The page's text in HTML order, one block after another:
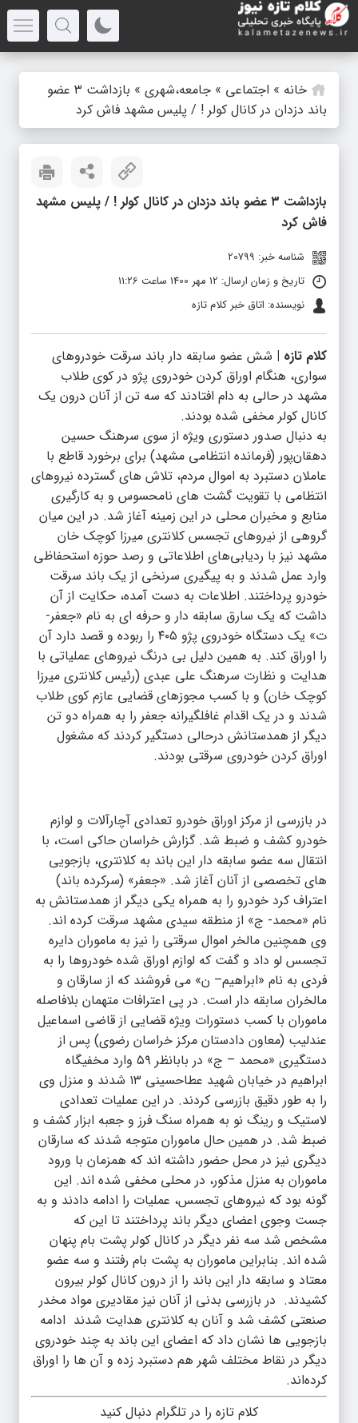
خانه » اجتماعی » جامعه،شهری »
بازداشت ۳ عضو
باند دزدان در کانال کولر ! / پلیس مشهد فاش کرد
بازداشت ۳ عضو باند دزدان در کانال کولر ! / پلیس مشهد
فاش کرد
شناسه خبر: 20799
تاریخ و زمان ارسال: 12 مهر 1400 ساعت 11:26
نویسنده: اتاق خبر کلام تازه
کلام تازه | شش عضو سابقه دار باند سرقت خودروهای
سواری، هنگام اوراق کردن خودروی پژو در کوی طلاب
مشهد در حالی به دام افتادند که سه تن از آنان درون یک
کانال کولر مخفی شده بودند.
به دنبال صدور دستوری ویژه از سوی سرهنگ حسین
دهقان‌پور (فرمانده انتظامی مشهد) برای برخورد قاطع با
عاملان دستبرد به اموال مردم، تلاش های گسترده نیروهای
انتظامی با تقویت گشت های نامحسوس و به کارگیری
منابع و مخبران محلی در این زمینه آغاز شد. در این میان
گروهی از نیروهای تجسس کلانتری میرزا کوچک خان
مشهد نیز با ردیابی‌های اطلاعاتی و رصد حوزه استحفاظی
وارد عمل شدند و به پیگیری سرنخی از یک باند سرقت
خودرو پرداختند. اطلاعات به دست آمده، حکایت از آن
داشت که یک سارق سابقه دار و حرفه ای به نام «جعفر-
ت» یک دستگاه خودروی پژو ۴۰۵ را ربوده و قصد دارد آن
را اوراق کند. به همین دلیل بی درنگ نیروهای عملیاتی با
هدایت و نظارت سرهنگ علی عبدی (رئیس کلانتری میرزا
کوچک خان) و با کسب مجوزهای قضایی عازم کوی طلاب
شدند و در یک اقدام غافلگیرانه جعفر را به همراه دو تن
دیگر از همدستانش درحالی دستگیر کردند که مشغول
اوراق کردن خودروی سرقتی بودند.
در بازرسی از مرکز اوراق خودرو تعدادی آچارآلات و لوازم
خودرو کشف و ضبط شد. گزارش خراسان حاکی است، با
انتقال سه عضو سابقه دار این باند به کلانتری، بازجویی
های تخصصی از آنان آغاز شد. «جعفر» (سرکرده باند)
اعتراف کرد خودرو را به همراه یکی دیگر از همدستانش به
نام «محمد- ج» از منطقه سیدی مشهد سرقت کرده اند.
وی همچنین مالخر اموال سرقتی را نیز به ماموران دایره
تجسس لو داد و گفت که لوازم اوراق شده خودروها را به
فردی به نام «ابراهیم– ن» می فروشند که از سارقان و
مالخران سابقه دار است. در پی اعترافات متهمان بلافاصله
ماموران با کسب دستورات ویژه قضایی از قاضی اسماعیل
عندلیب (معاون دادستان مرکز خراسان رضوی) پس از
دستگیری «محمد – ج» در بابانظر ۵۹ وارد مخفیگاه
ابراهیم در خیابان شهید عطاحسینی ۱۳ شدند و منزل وی
را به طور دقیق بازرسی کردند. در این عملیات تعدادی
لاستیک و رینگ نو به همراه سنگ فرز و جعبه ابزار کشف و
ضبط شد. در همین حال ماموران متوجه شدند که سارقان
دیگری نیز در محل حضور داشته اند که همزمان با ورود
ماموران به منزل مذکور، در محلی مخفی شده اند. این
گونه بود که نیروهای تجسس، عملیات را ادامه دادند و به
جست وجوی اعضای دیگر باند پرداختند تا این که
مشخص شد سه نفر دیگر در کانال کولر پشت بام پنهان
شده اند. بنابراین ماموران به پشت بام رفتند و سه عضو
معتاد و سابقه دار این باند را از درون کانال کولر بیرون
کشیدند. در بازرسی بدنی از آنان نیز مقادیری مواد مخدر
صنعتی کشف شد و آنان به کلانتری هدایت شدند ادامه
بازجویی ها نشان داد که اعضای این باند به چند خودروی
دیگر در نقاط مختلف شهر هم دستبرد زده و آن ها را اوراق
کرده‌اند.
کلام تازه را در تلگرام دنبال کنید